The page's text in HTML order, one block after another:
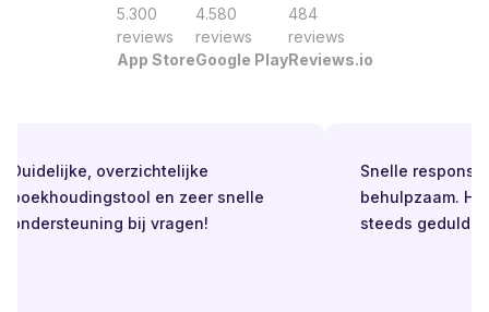
5.300
reviews
App Store
4.580
reviews
Google Play
484
reviews
Reviews.io
overzichtelijke
en zeer snelle
bij vragen!
Snelle respons.
behulpzaam.
steeds geduldig.